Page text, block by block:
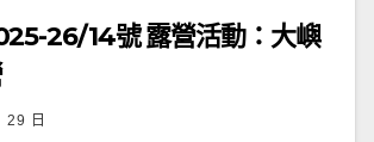
26/14號 露營活動：大嶼
29 日